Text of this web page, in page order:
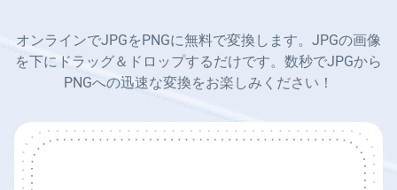
オンラインでJPGをPNGに無料で変換します。JPGの画像
を下にドラッグ＆ドロップするだけです。数秒でJPGから
PNGへの迅速な変換をお楽しみください！